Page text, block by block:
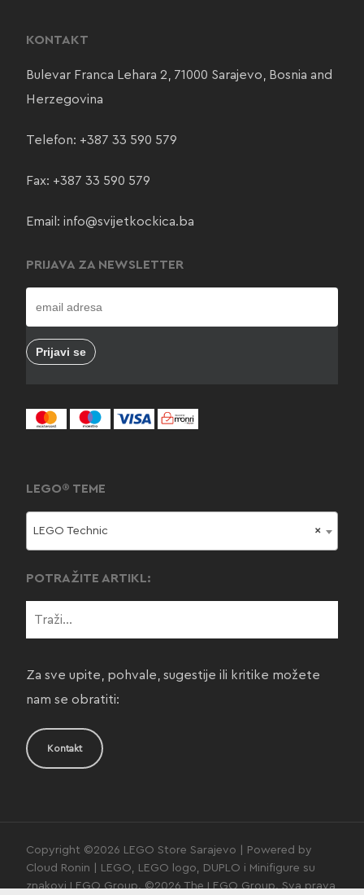
KONTAKT
Bulevar Franca Lehara 2, 71000 Sarajevo, Bosnia and
Herzegovina
Telefon: +387 33 590 579
Fax: +387 33 590 579
Email: info@svijetkockica.ba
PRIJAVA ZA NEWSLETTER
LEGO® TEME
×
LEGO Technic
POTRAŽITE ARTIKL:
Za sve upite, pohvale, sugestije ili kritike možete
nam se obratiti:
Kontakt
Copyright ©2026 LEGO Store Sarajevo | Powered by
Cloud Ronin | LEGO, LEGO logo, DUPLO i Minifigure su
znakovi LEGO Group. ©2026 The LEGO Group. Sva prava